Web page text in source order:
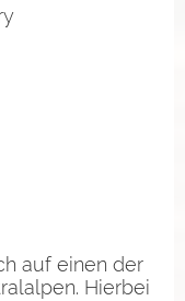
auf einen der
Hierbei